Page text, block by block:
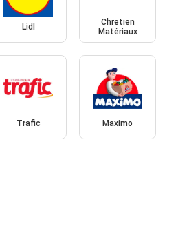
Lidl
Chretien
Matériaux
Trafic Maximo